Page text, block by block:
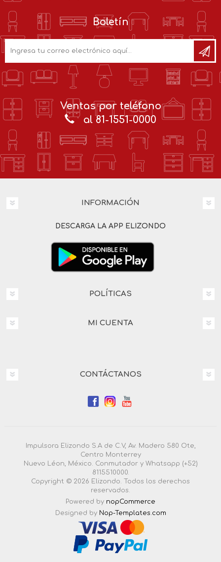
Boletín
Ventas por teléfono
al 81-1551-0000
INFORMACIÓN
DESCARGA LA APP ELIZONDO
POLÍTICAS
MI CUENTA
CONTÁCTANOS
Impulsora Elizondo S.A de C.V, Av. Madero 580 Ote,
Centro Monterrey
Nuevo Léon, México. Conmutador y Whatsapp (+52)
8115510000.
Copyright © 2026 Elizondo. Todos los derechos
reservados.
Powered by nopCommerce
Designed by Nop-Templates.com